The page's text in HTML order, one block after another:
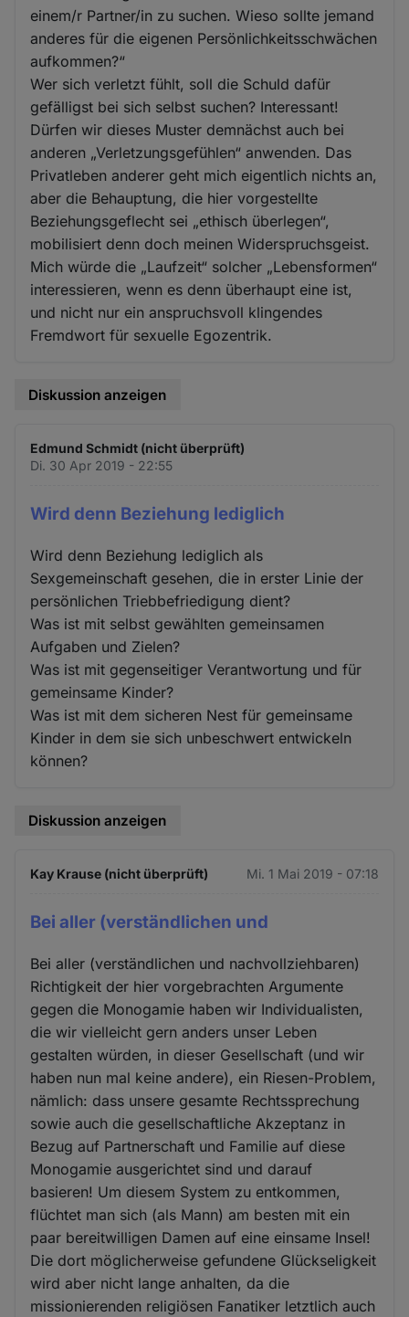
einem/r Partner/in zu suchen. Wieso sollte jemand
anderes für die eigenen Persönlichkeitsschwächen
aufkommen?“
Wer sich verletzt fühlt, soll die Schuld dafür
gefälligst bei sich selbst suchen? Interessant!
Dürfen wir dieses Muster demnächst auch bei
anderen „Verletzungsgefühlen“ anwenden. Das
Privatleben anderer geht mich eigentlich nichts an,
aber die Behauptung, die hier vorgestellte
Beziehungsgeflecht sei „ethisch überlegen“,
mobilisiert denn doch meinen Widerspruchsgeist.
Mich würde die „Laufzeit“ solcher „Lebensformen“
interessieren, wenn es denn überhaupt eine ist,
und nicht nur ein anspruchsvoll klingendes
Fremdwort für sexuelle Egozentrik.
Diskussion anzeigen
Edmund Schmidt (nicht überprüft)
Di. 30 Apr 2019 - 22:55
Wird denn Beziehung lediglich
Wird denn Beziehung lediglich als
Sexgemeinschaft gesehen, die in erster Linie der
persönlichen Triebbefriedigung dient?
Was ist mit selbst gewählten gemeinsamen
Aufgaben und Zielen?
Was ist mit gegenseitiger Verantwortung und für
gemeinsame Kinder?
Was ist mit dem sicheren Nest für gemeinsame
Kinder in dem sie sich unbeschwert entwickeln
können?
Diskussion anzeigen
Kay Krause (nicht überprüft) Mi. 1 Mai 2019 - 07:18
Bei aller (verständlichen und
Bei aller (verständlichen und nachvollziehbaren)
Richtigkeit der hier vorgebrachten Argumente
gegen die Monogamie haben wir Individualisten,
die wir vielleicht gern anders unser Leben
gestalten würden, in dieser Gesellschaft (und wir
haben nun mal keine andere), ein Riesen-Problem,
nämlich: dass unsere gesamte Rechtssprechung
sowie auch die gesellschaftliche Akzeptanz in
Bezug auf Partnerschaft und Familie auf diese
Monogamie ausgerichtet sind und darauf
basieren! Um diesem System zu entkommen,
flüchtet man sich (als Mann) am besten mit ein
paar bereitwilligen Damen auf eine einsame Insel!
Die dort möglicherweise gefundene Glückseligkeit
wird aber nicht lange anhalten, da die
missionierenden religiösen Fanatiker letztlich auch